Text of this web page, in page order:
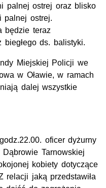
palnej ostrej oraz blisko
palnej ostrej.
będzie teraz
biegłego ds. balistyki.
Miejskiej Policji we
w Oławie, w ramach
dalej wszystkie
oficer dyżurny
Tarnowskiej
kobiety dotyczące
relacji jaką przedstawiła